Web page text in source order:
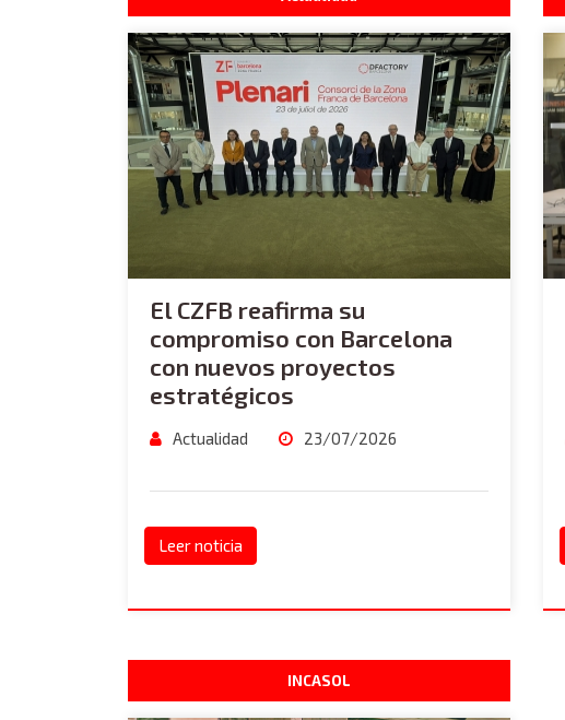
El CZFB reafirma su
compromiso con Barcelona
con nuevos proyectos
estratégicos
Actualidad 23/07/2026
Leer noticia
INCASOL